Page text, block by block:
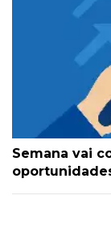
Semana vai